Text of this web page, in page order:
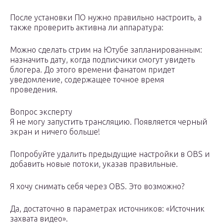
После установки ПО нужно правильно настроить, а
также проверить активна ли аппаратура:
Можно сделать стрим на Ютубе запланированным:
назначить дату, когда подписчики смогут увидеть
блогера. До этого времени фанатом придет
уведомление, содержащее точное время
проведения.
Вопрос эксперту
Я не могу запустить трансляцию. Появляется черный
экран и ничего больше!
Попробуйте удалить предыдущие настройки в OBS и
добавить новые потоки, указав правильные.
Я хочу снимать себя через OBS. Это возможно?
Да, достаточно в параметрах источников: «Источник
захвата видео».